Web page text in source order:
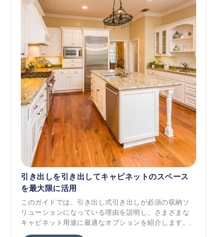
引き出しを引き出してキャビネットのスペース
を最大限に活用
このガイドでは、引き出し式引き出しが必須の収納ソ
リューションになっている理由を説明し、さまざまな
キャビネット用途に最適なオプションを紹介します。.